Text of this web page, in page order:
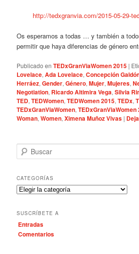
http://tedxgranvia.com/2015-05-29-
Os esperamos a todas … y también a
permitir que haya diferencias de género
Publicado en TEDxGranViaWomen 2015 |
Lovelace,Ada Lovelace,Concepción
Herráez,Gender,Género,Mujer,Mujeres,
Negotiation, Ricardo Altimira Vega,Silvia
TED,TEDWomen,TEDWomen 2015,TEDx,
TEDxGranViaWomen,TEDxGranViaWomen
Woman,Women,Ximena Muñoz Vivas |
u
c
a
r
CATEGORÍAS
C
e
g
o
SUSCRÍBETE A
Entradas
Comentarios